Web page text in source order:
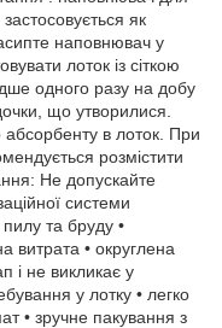
як
наповнювач у
лоток із сіткою
одного разу на добу
що утворилися.
абсорбенту в лоток. При
розмістити
Не допускайте
системи
пилу та бруду •
витрата • округлена
і не викликає у
у лотку • легко
• зручне пакування з